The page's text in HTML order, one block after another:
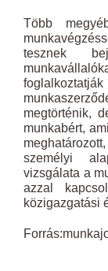
Több
tesznek
megtörténik,
munkabért,
személyi
vizsgálata a
azzal
közigazgatási